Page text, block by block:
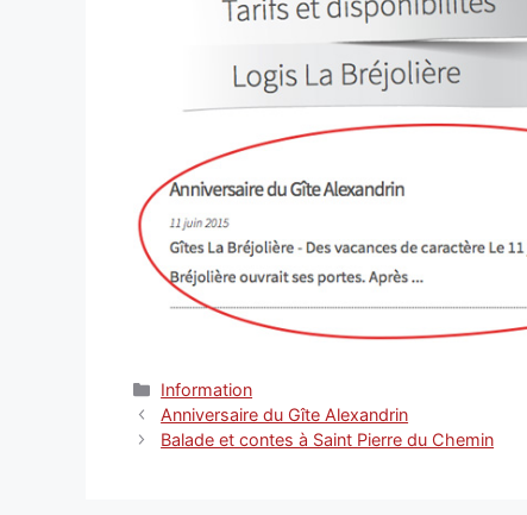
Catégories
Information
Anniversaire du Gîte Alexandrin
Balade et contes à Saint Pierre du Chemin